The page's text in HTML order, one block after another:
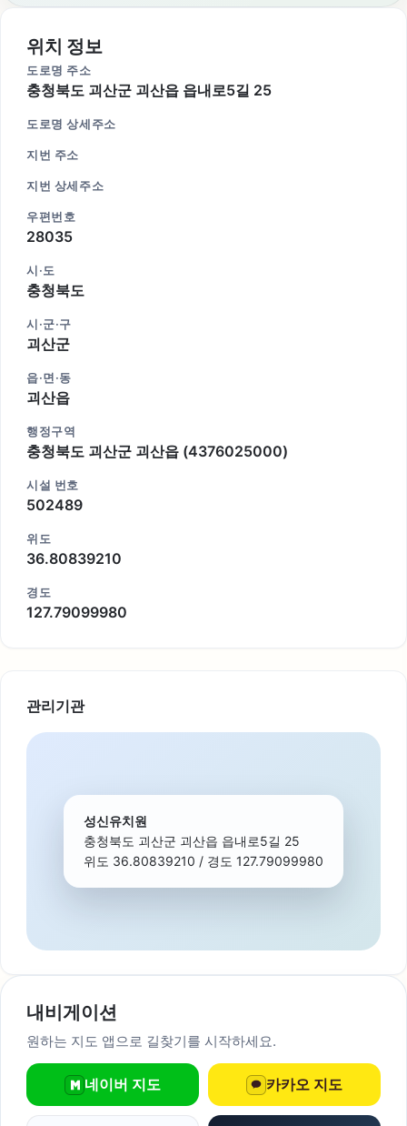
위치 정보
도로명 주소
충청북도 괴산군 괴산읍 읍내로5길 25
도로명 상세주소
지번 주소
지번 상세주소
우편번호
28035
시·도
충청북도
시·군·구
괴산군
읍·면·동
괴산읍
행정구역
충청북도 괴산군 괴산읍 (4376025000)
시설 번호
502489
위도
36.80839210
경도
127.79099980
관리기관
성신유치원
충청북도 괴산군 괴산읍 읍내로5길 25
위도 36.80839210 / 경도 127.79099980
내비게이션
원하는 지도 앱으로 길찾기를 시작하세요.
네이버 지도 카카오 지도